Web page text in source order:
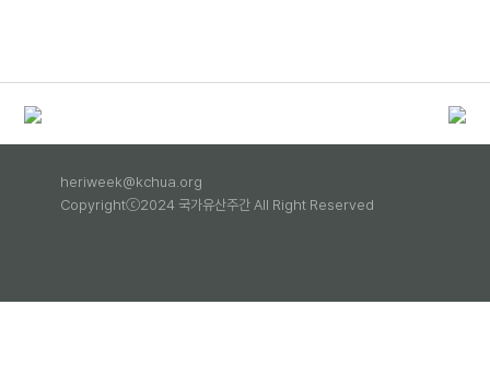
heriweek@kchua.org
Copyrightⓒ2024 국가유산주간 All Right Reserved